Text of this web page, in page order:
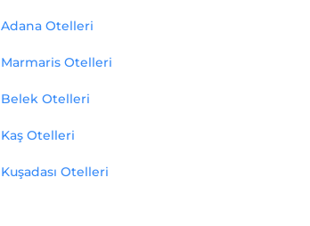
Adana Otelleri
Marmaris Otelleri
Belek Otelleri
Kaş Otelleri
Kuşadası Otelleri